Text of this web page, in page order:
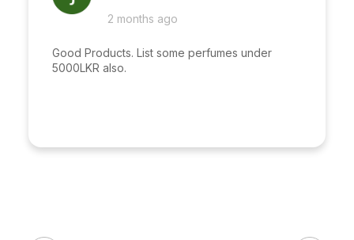
2 months ago
Good Products. List some perfumes under
5000LKR also.